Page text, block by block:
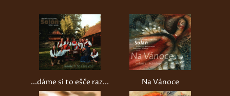
...dáme si to ešče raz... Na Vánoce